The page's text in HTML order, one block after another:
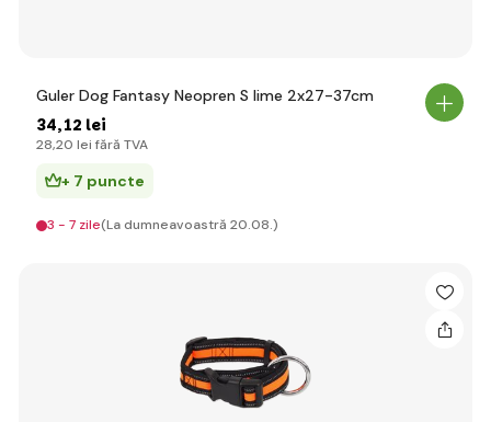
Guler Dog Fantasy Neopren S lime 2x27-37cm
34,12 lei
28,20 lei fără TVA
+ 7 puncte
3 - 7 zile(La dumneavoastră 20.08.)